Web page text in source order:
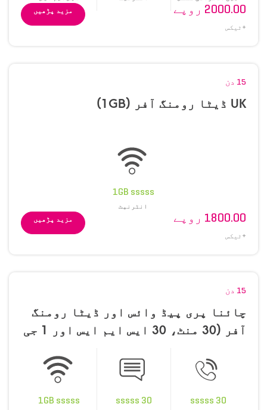
2000.00 روپے
+ٹیکس
مزید پڑھیں
15 دن
UK ڈیٹا رومنگ آفر (1GB)
1GB sssss
انٹرنیٹ
1800.00 روپے
+ٹیکس
مزید پڑھیں
15 دن
چائنا پری پیڈ وائس اور ڈیٹا رومنگ
آفر (30 منٹ، 30 ایس ایم ایس اور 1 جی
30 sssss
30 sssss
1GB sssss